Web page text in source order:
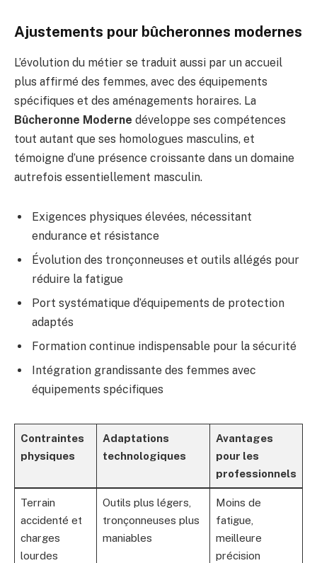
Ajustements pour bûcheronnes modernes
L’évolution du métier se traduit aussi par un accueil
plus affirmé des femmes, avec des équipements
spécifiques et des aménagements horaires. La
Bûcheronne Moderne développe ses compétences
tout autant que ses homologues masculins, et
témoigne d’une présence croissante dans un domaine
autrefois essentiellement masculin.
Exigences physiques élevées, nécessitant
endurance et résistance
Évolution des tronçonneuses et outils allégés pour
réduire la fatigue
Port systématique d’équipements de protection
adaptés
Formation continue indispensable pour la sécurité
Intégration grandissante des femmes avec
équipements spécifiques
Contraintes
physiques
Adaptations
technologiques
Avantages
pour les
professionnels
Terrain
accidenté et
charges
lourdes
Outils plus légers,
tronçonneuses plus
maniables
Moins de
fatigue,
meilleure
précision